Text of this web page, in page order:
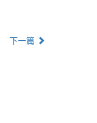
下一篇